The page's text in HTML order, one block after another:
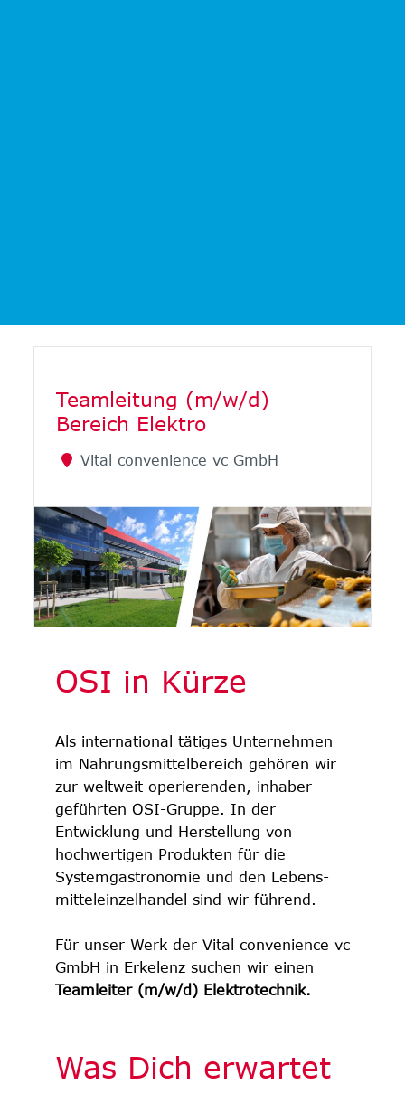
Teamleitung (m/w/d)
Bereich Elektro
Vital convenience vc GmbH
OSI in Kürze
Als international tätiges Unternehmen
im Nahrungsmittelbereich gehören wir
zur weltweit operierenden, inhaber­
geführten OSI-Gruppe. In der
Entwicklung und Herstellung von
hochwertigen Produkten für die
System­gastro­nomie und den Lebens­
mittel­einzel­handel sind wir führend.
Für unser Werk der Vital convenience vc
GmbH in Erkelenz suchen wir einen
Teamleiter (m/w/d) Elektrotechnik.
Was Dich erwartet